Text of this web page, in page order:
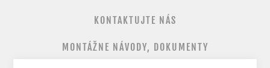
KONTAKTUJTE NÁS
MONTÁŽNE NÁVODY, DOKUMENTY